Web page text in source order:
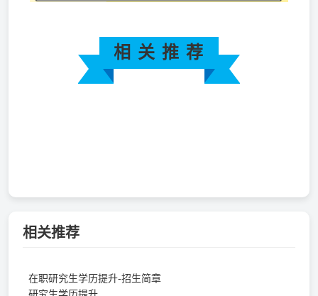
相 关 推 荐
相关推荐
在职研究生学历提升-招生简章